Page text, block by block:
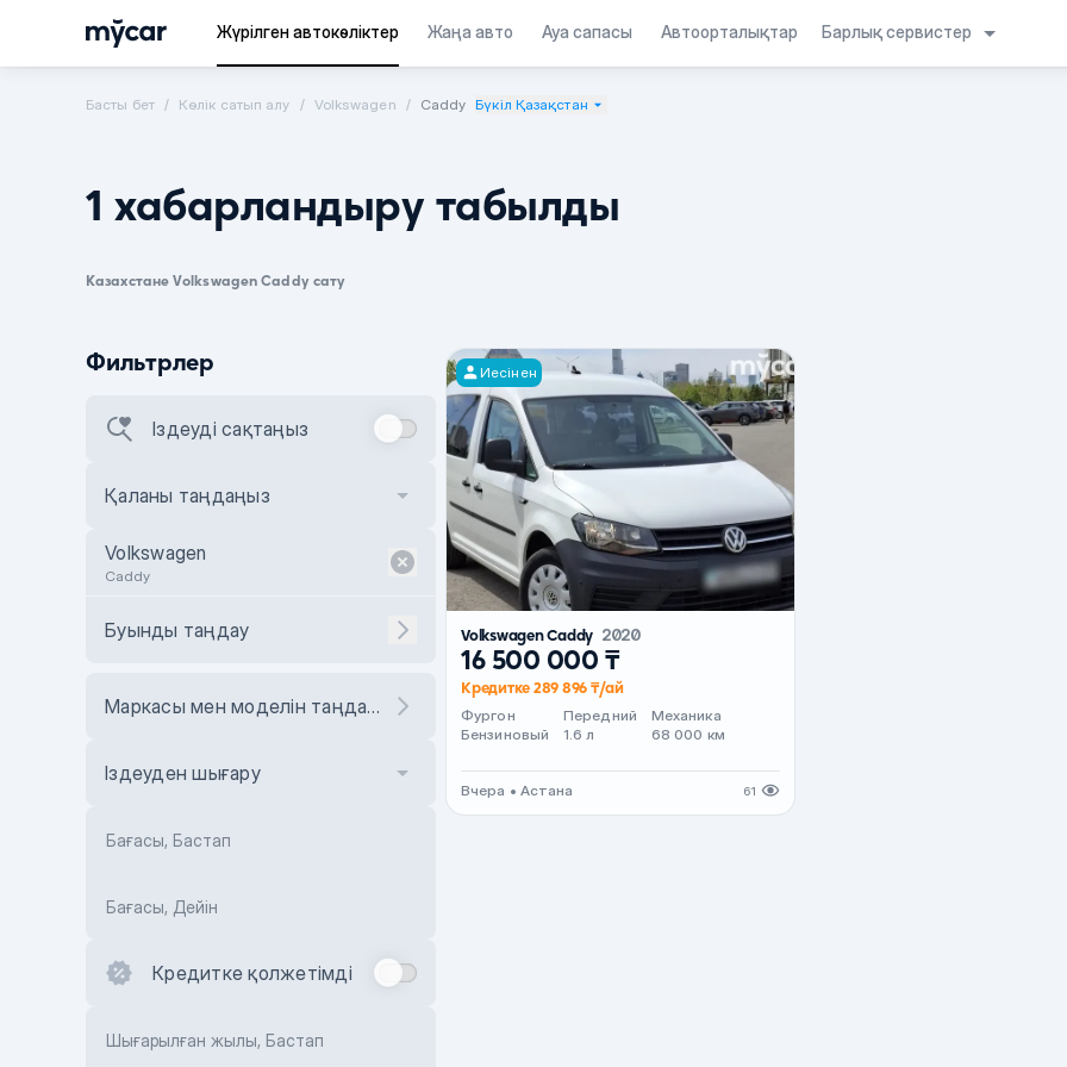
Жүрілген автокөліктер Жаңа авто Ауа сапасы Автоорталықтар Барлық сервистер
Басты бет Көлік сатып алу Volkswagen Caddy Бүкіл Қазақстан
1 хабарландыру табылды
Казахстане Volkswagen Caddy сату
Фильтрлер
Іздеуді сақтаңыз
Қаланы таңдаңыз
Volkswagen
Caddy
Буынды таңдау
Маркасы мен моделін таңдаңыз
Іздеуден шығару
Бағасы, Бастап
Бағасы, Дейін
Кредитке қолжетімді
Шығарылған жылы, Бастап
Иесінен
Volkswagen Caddy 2020
16 500 000 ₸
Кредитке 289 896 ₸/ай
Фургон
Бензиновый
Передний
1.6 л
Механика
68 000 км
Вчера • Астана 61